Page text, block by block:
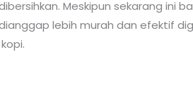
Meskipun sekarang ini
lebih murah dan efektif